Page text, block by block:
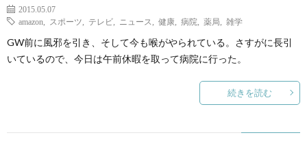
2015.05.07
amazon
スポーツ テレビ ニュース 健康 病院 薬局 雑学
GW前に風邪を引き、そして今も喉がやられている。さすがに長引
いているので、今日は午前休暇を取って病院に行った。
続きを読む